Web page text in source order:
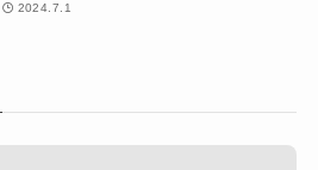
2024.7.1